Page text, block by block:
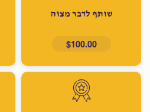
שותף לדבר מצוה
$100.00